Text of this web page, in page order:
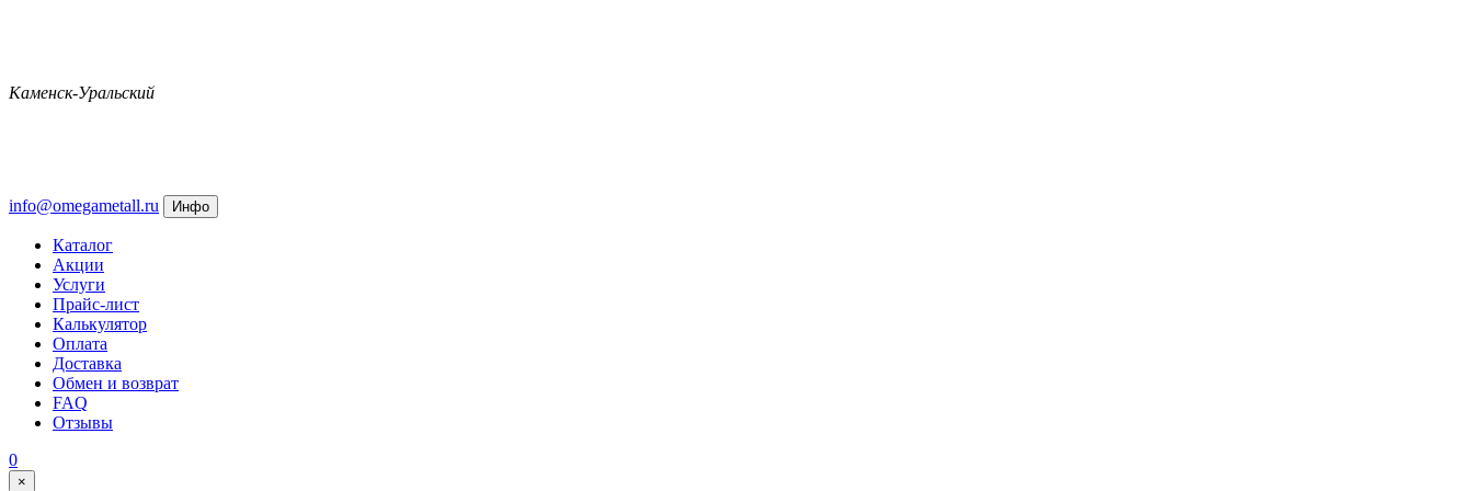
Каменск-Уральский
info@omegametall.ru Инфо
Каталог
Акции
Услуги
Прайс-лист
Калькулятор
Оплата
Доставка
Обмен и возврат
FAQ
Отзывы
0
×